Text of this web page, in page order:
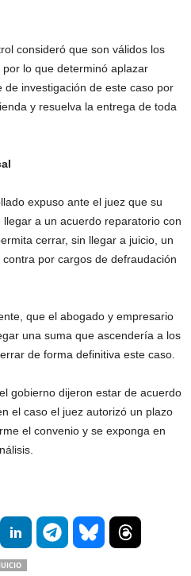
consideró que son válidos los
lo que determinó aplazar
investigación de este caso por
y resuelva la entrega de toda
expuso ante el juez que su
a un acuerdo reparatorio con
cerrar, sin llegar a juicio, un
por cargos de defraudación
que el abogado y empresario
una suma que ascendería a los
de forma definitiva este caso.
gobierno dijeron estar de acuerdo
el caso el juez autorizó un plazo
el convenio y se exponga en